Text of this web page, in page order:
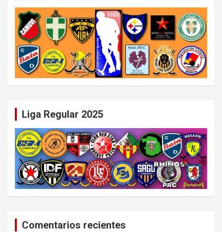
Liga Regular 2025
Comentarios recientes